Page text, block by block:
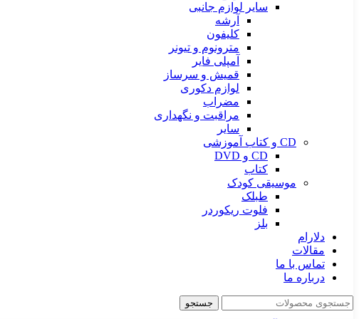
سایر لوازم جانبی
آرشه
کلیفون
مترونوم و تیونر
آمپلی فایر
قمیش و سرساز
لوازم دکوری
مضراب
مراقبت و نگهداری
سایر
CD و کتاب آموزشی
CD و DVD
کتاب
موسیقی کودک
طبلک
فلوت ریکوردر
بلز
دلارام
مقالات
تماس با ما
درباره ما
جستجو